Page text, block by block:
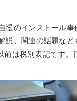
慢のインストール事
説、関連の話題な
前は税別表記です